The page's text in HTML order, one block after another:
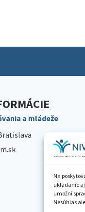
Na
ukladanie
umožní
Nesúhlas
a mládeže